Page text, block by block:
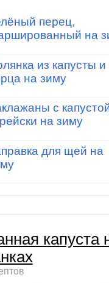
перец,
на
из капусты и
на зиму
с
на зиму
для щей на
капуста